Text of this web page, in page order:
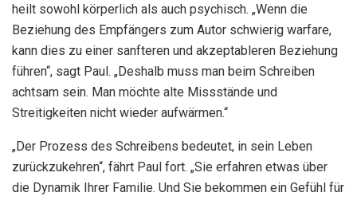
heilt sowohl körperlich als auch psychisch. „Wenn die
Beziehung des Empfängers zum Autor schwierig warfare,
kann dies zu einer sanfteren und akzeptableren Beziehung
führen“, sagt Paul. „Deshalb muss man beim Schreiben
achtsam sein. Man möchte alte Missstände und
Streitigkeiten nicht wieder aufwärmen.“
„Der Prozess des Schreibens bedeutet, in sein Leben
zurückzukehren“, fährt Paul fort. „Sie erfahren etwas über
die Dynamik Ihrer Familie. Und Sie bekommen ein Gefühl für